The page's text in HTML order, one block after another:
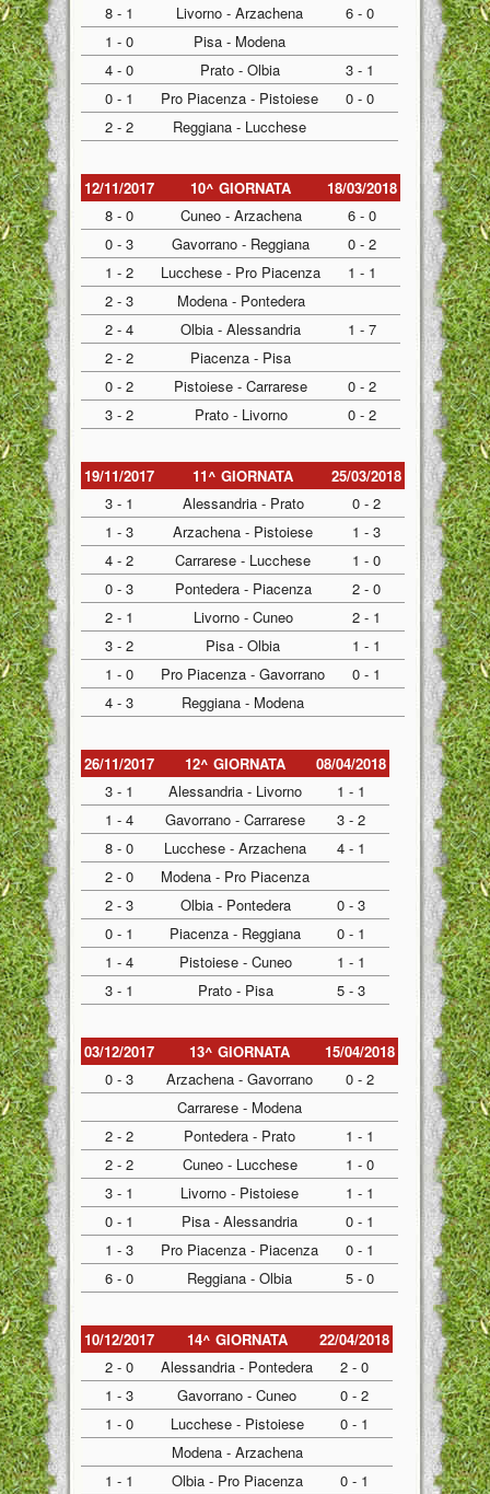
8 - 1 Livorno - Arzachena
6 - 0
1 - 0
Pisa - Modena
4 - 0
Prato - Olbia
3 - 1
0 - 1
Pro Piacenza - Pistoiese
0 - 0
2 - 2
Reggiana - Lucchese
12/11/2017 10^ GIORNATA
18/03/2018
8 - 0
Cuneo - Arzachena
6 - 0
0 - 3
Gavorrano - Reggiana
0 - 2
1 - 2
Lucchese - Pro Piacenza
1 - 1
2 - 3
Modena - Pontedera
2 - 4
Olbia - Alessandria
1 - 7
2 - 2
Piacenza - Pisa
0 - 2
Pistoiese - Carrarese
0 - 2
3 - 2
Prato - Livorno 0 - 2
19/11/2017 11^ GIORNATA
25/03/2018
3 - 1
Alessandria - Prato
0 - 2
1 - 3
Arzachena - Pistoiese
1 - 3
4 - 2
Carrarese - Lucchese
1 - 0
0 - 3
Pontedera - Piacenza
2 - 0
2 - 1
Livorno - Cuneo
2 - 1
3 - 2
Pisa - Olbia
1 - 1
1 - 0
Pro Piacenza - Gavorrano
0 - 1
4 - 3
Reggiana - Modena
26/11/2017 12^ GIORNATA
08/04/2018
3 - 1
Alessandria - Livorno
1 - 1
1 - 4
Gavorrano - Carrarese
3 - 2
8 - 0
Lucchese - Arzachena
4 - 1
2 - 0
Modena - Pro Piacenza
2 - 3
Olbia - Pontedera
0 - 3
0 - 1
Piacenza - Reggiana
0 - 1
1 - 4
Pistoiese - Cuneo
1 - 1
3 - 1
Prato - Pisa 5 - 3
03/12/2017 13^ GIORNATA
15/04/2018
0 - 3
Arzachena - Gavorrano
0 - 2
Carrarese - Modena
2 - 2
Pontedera - Prato
1 - 1
2 - 2
Cuneo - Lucchese
1 - 0
3 - 1
Livorno - Pistoiese
1 - 1
0 - 1
Pisa - Alessandria
0 - 1
1 - 3
Pro Piacenza - Piacenza
0 - 1
6 - 0
Reggiana - Olbia 5 - 0
10/12/2017 14^ GIORNATA
22/04/2018
2 - 0
Alessandria - Pontedera
2 - 0
1 - 3
Gavorrano - Cuneo
0 - 2
1 - 0
Lucchese - Pistoiese
0 - 1
Modena - Arzachena
1 - 1
Olbia - Pro Piacenza
0 - 1